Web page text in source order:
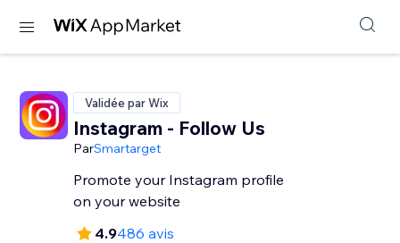
Validée par Wix
Instagram - Follow Us
ParSmartarget
Promote your Instagram profile
on your website
4.9486 avis